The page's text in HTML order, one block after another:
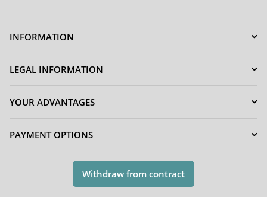
INFORMATION
LEGAL INFORMATION
YOUR ADVANTAGES
PAYMENT OPTIONS
Withdraw from contract